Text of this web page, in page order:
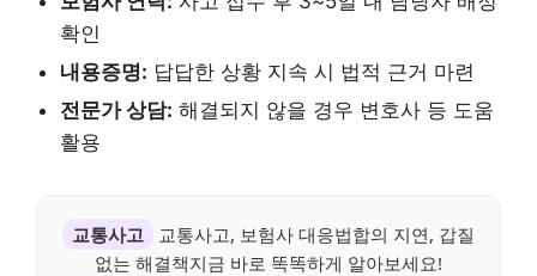
확인
내용증명: 답답한 상황 지속 시 법적 근거 마련
전문가 상담: 해결되지 않을 경우 변호사 등 도움
활용
교통사고
교통사고, 보험사 대응법합의 지연, 갑질
없는 해결책지금 바로 똑똑하게 알아보세요!